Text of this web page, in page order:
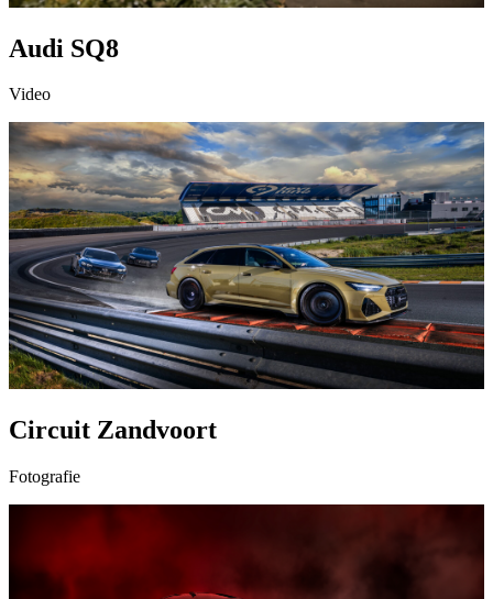
Audi SQ8
Video
Circuit Zandvoort
Fotografie